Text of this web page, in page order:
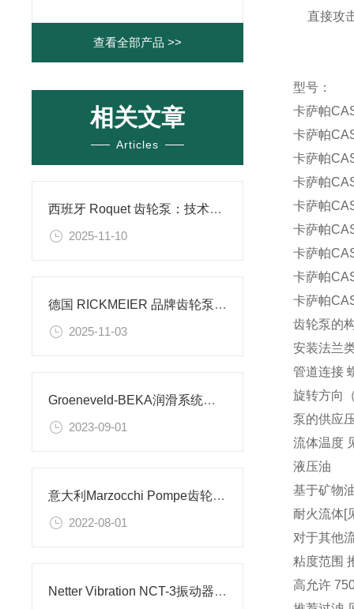
查看全部产品 >>
相关文章
Articles
西班牙 Roquet 齿轮泵：技术特点与应用场景解析
2025-11-10
德国 RICKMEIER 品牌齿轮泵的技术特点和应用场景
2025-11-03
Groeneveld-BEKA润滑系统齿轮泵介绍
2023-09-01
意大利Marzocchi Pompe齿轮泵用于农业机械
2022-08-01
Netter Vibration NCT-3振动器介绍
直接攻
型号：
卡萨帕
卡萨帕
卡萨帕
卡萨帕
卡萨帕
卡萨帕
卡萨帕
卡萨帕
卡萨帕
齿轮泵的
安装法兰
管道连接
旋转方向
泵的供应
流体温度
液压油
基于矿物
耐火流体[
对于其他
粘度范围
高允许